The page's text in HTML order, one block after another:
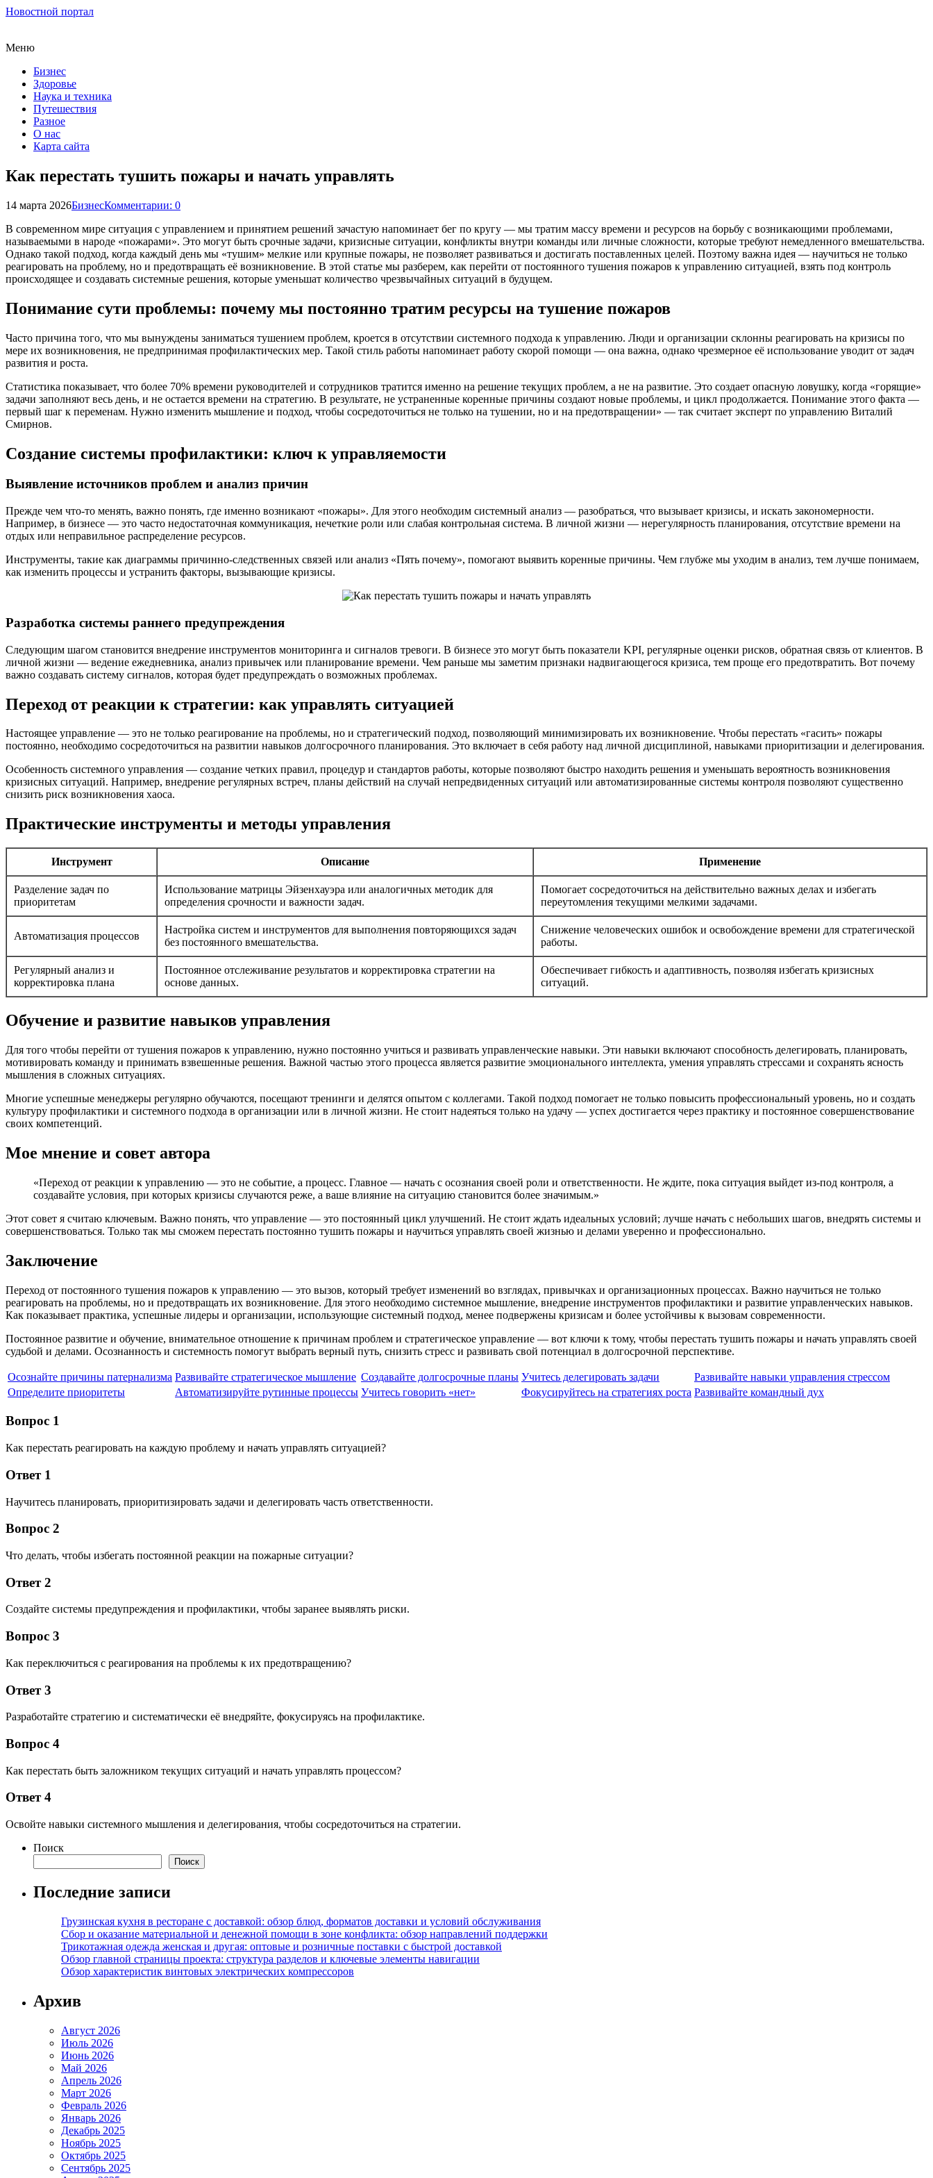
Новостной портал
Меню
Бизнес
Здоровье
Наука и техника
Путешествия
Разное
О нас
Карта сайта
Как перестать тушить пожары и начать управлять
14 марта 2026БизнесКомментарии: 0
В современном мире ситуация с управлением и принятием решений зачастую напоминает бег по кругу — мы тратим массу времени и ресурсов на борьбу с возникающими проблемами,
называемыми в народе «пожарами». Это могут быть срочные задачи, кризисные ситуации, конфликты внутри команды или личные сложности, которые требуют немедленного вмешательства.
Однако такой подход, когда каждый день мы «тушим» мелкие или крупные пожары, не позволяет развиваться и достигать поставленных целей. Поэтому важна идея — научиться не только
реагировать на проблему, но и предотвращать её возникновение. В этой статье мы разберем, как перейти от постоянного тушения пожаров к управлению ситуацией, взять под контроль
происходящее и создавать системные решения, которые уменьшат количество чрезвычайных ситуаций в будущем.
Понимание сути проблемы: почему мы постоянно тратим ресурсы на тушение пожаров
Часто причина того, что мы вынуждены заниматься тушением проблем, кроется в отсутствии системного подхода к управлению. Люди и организации склонны реагировать на кризисы по
мере их возникновения, не предпринимая профилактических мер. Такой стиль работы напоминает работу скорой помощи — она важна, однако чрезмерное её использование уводит от задач
развития и роста.
Статистика показывает, что более 70% времени руководителей и сотрудников тратится именно на решение текущих проблем, а не на развитие. Это создает опасную ловушку, когда «горящие»
задачи заполняют весь день, и не остается времени на стратегию. В результате, не устраненные коренные причины создают новые проблемы, и цикл продолжается. Понимание этого факта —
первый шаг к переменам. Нужно изменить мышление и подход, чтобы сосредоточиться не только на тушении, но и на предотвращении» — так считает эксперт по управлению Виталий
Смирнов.
Создание системы профилактики: ключ к управляемости
Выявление источников проблем и анализ причин
Прежде чем что-то менять, важно понять, где именно возникают «пожары». Для этого необходим системный анализ — разобраться, что вызывает кризисы, и искать закономерности.
Например, в бизнесе — это часто недостаточная коммуникация, нечеткие роли или слабая контрольная система. В личной жизни — нерегулярность планирования, отсутствие времени на
отдых или неправильное распределение ресурсов.
Инструменты, такие как диаграммы причинно-следственных связей или анализ «Пять почему», помогают выявить коренные причины. Чем глубже мы уходим в анализ, тем лучше понимаем,
как изменить процессы и устранить факторы, вызывающие кризисы.
Разработка системы раннего предупреждения
Следующим шагом становится внедрение инструментов мониторинга и сигналов тревоги. В бизнесе это могут быть показатели KPI, регулярные оценки рисков, обратная связь от клиентов. В
личной жизни — ведение ежедневника, анализ привычек или планирование времени. Чем раньше мы заметим признаки надвигающегося кризиса, тем проще его предотвратить. Вот почему
важно создавать систему сигналов, которая будет предупреждать о возможных проблемах.
Переход от реакции к стратегии: как управлять ситуацией
Настоящее управление — это не только реагирование на проблемы, но и стратегический подход, позволяющий минимизировать их возникновение. Чтобы перестать «гасить» пожары
постоянно, необходимо сосредоточиться на развитии навыков долгосрочного планирования. Это включает в себя работу над личной дисциплиной, навыками приоритизации и делегирования.
Особенность системного управления — создание четких правил, процедур и стандартов работы, которые позволяют быстро находить решения и уменьшать вероятность возникновения
кризисных ситуаций. Например, внедрение регулярных встреч, планы действий на случай непредвиденных ситуаций или автоматизированные системы контроля позволяют существенно
снизить риск возникновения хаоса.
Практические инструменты и методы управления
Инструмент Описание Применение
Разделение задач по
приоритетам
Использование матрицы Эйзенхауэра или аналогичных методик для
определения срочности и важности задач.
Помогает сосредоточиться на действительно важных делах и избегать
переутомления текущими мелкими задачами.
Автоматизация процессов
Настройка систем и инструментов для выполнения повторяющихся задач
без постоянного вмешательства.
Снижение человеческих ошибок и освобождение времени для стратегической
работы.
Регулярный анализ и
корректировка плана
Постоянное отслеживание результатов и корректировка стратегии на
основе данных.
Обеспечивает гибкость и адаптивность, позволяя избегать кризисных
ситуаций.
Обучение и развитие навыков управления
Для того чтобы перейти от тушения пожаров к управлению, нужно постоянно учиться и развивать управленческие навыки. Эти навыки включают способность делегировать, планировать,
мотивировать команду и принимать взвешенные решения. Важной частью этого процесса является развитие эмоционального интеллекта, умения управлять стрессами и сохранять ясность
мышления в сложных ситуациях.
Многие успешные менеджеры регулярно обучаются, посещают тренинги и делятся опытом с коллегами. Такой подход помогает не только повысить профессиональный уровень, но и создать
культуру профилактики и системного подхода в организации или в личной жизни. Не стоит надеяться только на удачу — успех достигается через практику и постоянное совершенствование
своих компетенций.
Мое мнение и совет автора
«Переход от реакции к управлению — это не событие, а процесс. Главное — начать с осознания своей роли и ответственности. Не ждите, пока ситуация выйдет из-под контроля, а
создавайте условия, при которых кризисы случаются реже, а ваше влияние на ситуацию становится более значимым.»
Этот совет я считаю ключевым. Важно понять, что управление — это постоянный цикл улучшений. Не стоит ждать идеальных условий; лучше начать с небольших шагов, внедрять системы и
совершенствоваться. Только так мы сможем перестать постоянно тушить пожары и научиться управлять своей жизнью и делами уверенно и профессионально.
Заключение
Переход от постоянного тушения пожаров к управлению — это вызов, который требует изменений во взглядах, привычках и организационных процессах. Важно научиться не только
реагировать на проблемы, но и предотвращать их возникновение. Для этого необходимо системное мышление, внедрение инструментов профилактики и развитие управленческих навыков.
Как показывает практика, успешные лидеры и организации, использующие системный подход, менее подвержены кризисам и более устойчивы к вызовам современности.
Постоянное развитие и обучение, внимательное отношение к причинам проблем и стратегическое управление — вот ключи к тому, чтобы перестать тушить пожары и начать управлять своей
судьбой и делами. Осознанность и системность помогут выбрать верный путь, снизить стресс и развивать свой потенциал в долгосрочной перспективе.
Осознайте причины патернализма Развивайте стратегическое мышление Создавайте долгосрочные планы Учитесь делегировать задачи
Развивайте навыки управления стрессом
Определите приоритеты
Автоматизируйте рутинные процессы Учитесь говорить «нет» Фокусируйтесь на стратегиях роста Развивайте командный дух
Вопрос 1
Как перестать реагировать на каждую проблему и начать управлять ситуацией?
Ответ 1
Научитесь планировать, приоритизировать задачи и делегировать часть ответственности.
Вопрос 2
Что делать, чтобы избегать постоянной реакции на пожарные ситуации?
Ответ 2
Создайте системы предупреждения и профилактики, чтобы заранее выявлять риски.
Вопрос 3
Как переключиться с реагирования на проблемы к их предотвращению?
Ответ 3
Разработайте стратегию и систематически её внедряйте, фокусируясь на профилактике.
Вопрос 4
Как перестать быть заложником текущих ситуаций и начать управлять процессом?
Ответ 4
Освойте навыки системного мышления и делегирования, чтобы сосредоточиться на стратегии.
Поиск
Поиск
Последние записи
Грузинская кухня в ресторане с доставкой: обзор блюд, форматов доставки и условий обслуживания
Сбор и оказание материальной и денежной помощи в зоне конфликта: обзор направлений поддержки
Трикотажная одежда женская и другая: оптовые и розничные поставки с быстрой доставкой
Обзор главной страницы проекта: структура разделов и ключевые элементы навигации
Обзор характеристик винтовых электрических компрессоров
Архив
Август 2026
Июль 2026
Июнь 2026
Май 2026
Апрель 2026
Март 2026
Февраль 2026
Январь 2026
Декабрь 2025
Ноябрь 2025
Октябрь 2025
Сентябрь 2025